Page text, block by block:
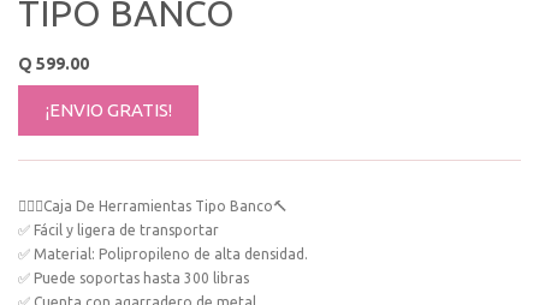
TIPO BANCO
Q 599.00
¡ENVIO GRATIS!
👷🏻‍♂️Caja De Herramientas Tipo Banco🔨
✅ Fácil y ligera de transportar
✅ Material: Polipropileno de alta densidad.
✅ Puede soportas hasta 300 libras
✅ Cuenta con agarradero de metal